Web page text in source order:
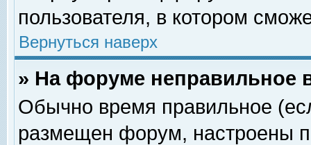
пользователя, в котором
Вернуться наверх
» На форуме неправильное
Обычно время правильное
размещен форум, настроены